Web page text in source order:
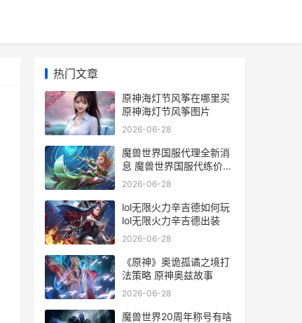
热门文章
原神海灯节风筝在哪里买
原神海灯节风筝图片
2026-06-28
魔兽世界国服代理全新消
息 魔兽世界国服代练价格
表
2026-06-28
lol无限火力辛吉德如何玩
lol无限火力辛吉德出装
2026-06-28
《原神》奥诡孤谲之境打
法策略 原神奥兹故事
2026-06-28
魔兽世界20周年称号有啥